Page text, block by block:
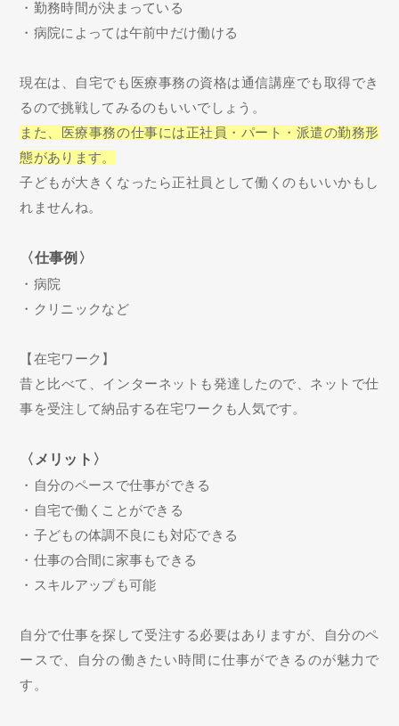
・勤務時間が決まっている
・病院によっては午前中だけ働ける
現在は、自宅でも医療事務の資格は通信講座でも取得でき
るので挑戦してみるのもいいでしょう。
また、医療事務の仕事には正社員・パート・派遣の勤務形
態があります。
子どもが大きくなったら正社員として働くのもいいかもし
れませんね。
〈仕事例〉
・病院
・クリニックなど
【在宅ワーク】
昔と比べて、インターネットも発達したので、ネットで仕
事を受注して納品する在宅ワークも人気です。
〈メリット〉
・自分のペースで仕事ができる
・自宅で働くことができる
・子どもの体調不良にも対応できる
・仕事の合間に家事もできる
・スキルアップも可能
自分で仕事を探して受注する必要はありますが、自分のペ
ースで、自分の働きたい時間に仕事ができるのが魅力で
す。